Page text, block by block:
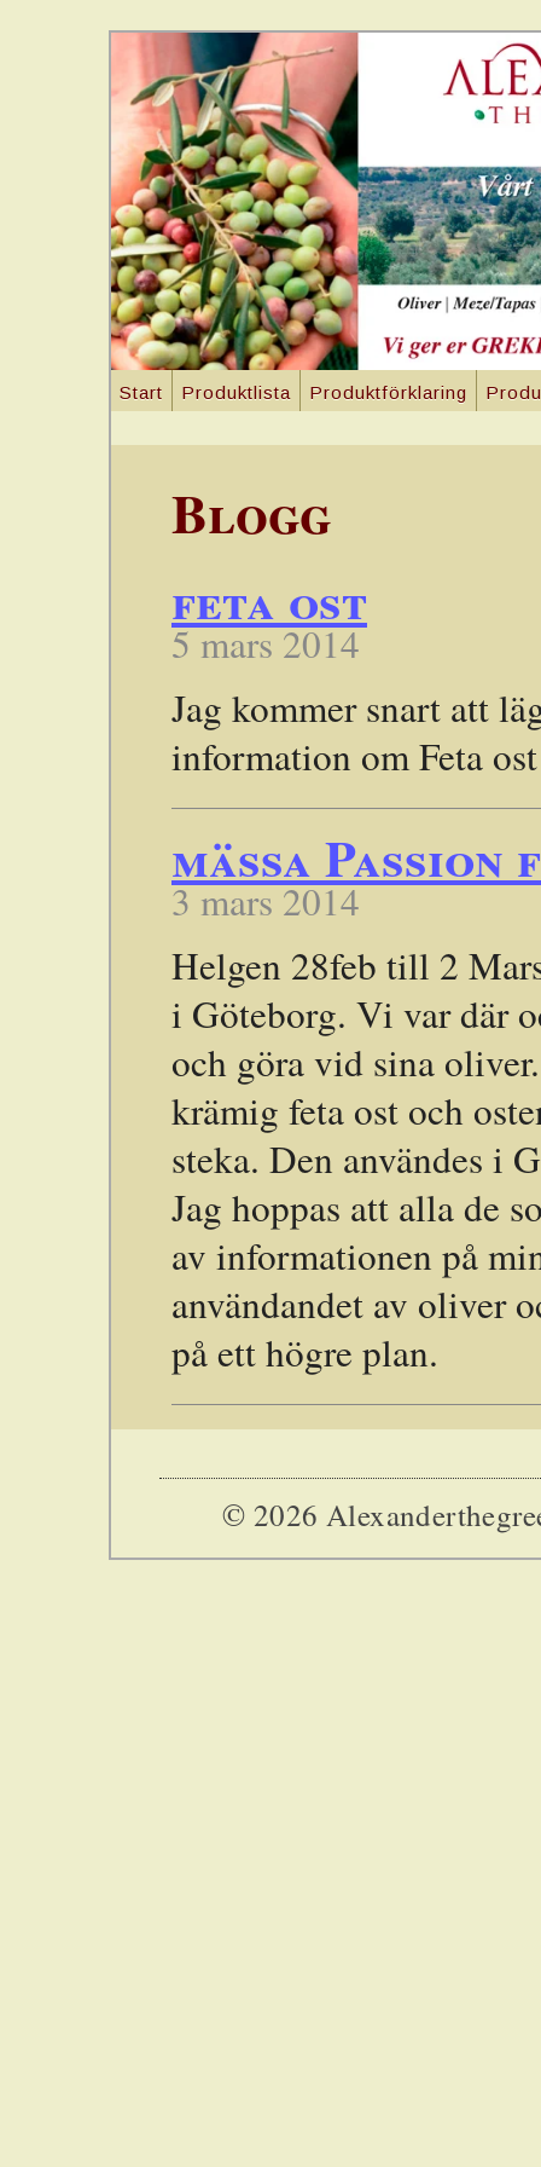
Start Produktlista Produktförklaring
Blogg
feta ost
5 mars 2014
Jag kommer snart att
information om Feta
mässa
3 mars 2014
Helgen 28feb till 2
i Göteborg. Vi var där
och göra vid sina
krämig feta ost och
steka. Den användes i
Jag hoppas att alla de
av informationen på
användandet av oliver
på ett högre plan.
© 2026